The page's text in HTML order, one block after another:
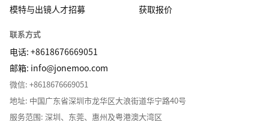
模特与出镜人才招募
获取报价
联系方式
电话: +8618676669051
邮箱: info@jonemoo.com
微信: +8618676669051
地址: 中国广东省深圳市龙华区大浪街道华宁路40号
服务范围: 深圳、东莞、惠州及粤港澳大湾区